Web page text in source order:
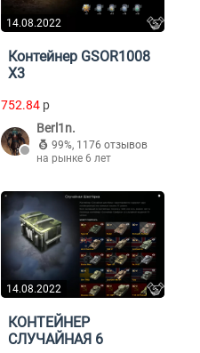
14.08.2022
Контейнер GSOR1008
X3
752.84 p
Berl1n.
99%, 1176 отзывов
на рынке 6 лет
14.08.2022
КОНТЕЙНЕР
СЛУЧАЙНАЯ 6